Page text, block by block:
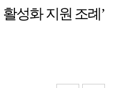
전남광주특별시 '영농형태양광' 시동… 시·군 협력 간담...
거점 확대
성화 지원 조례’